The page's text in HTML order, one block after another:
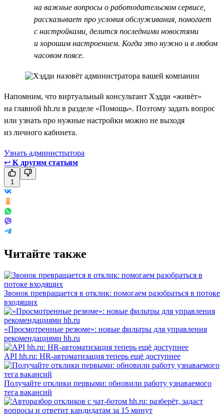
на важные вопросы о работодательском сервисе,
рассказывает про условия обслуживания, помогает
с настройками, делится последними новостями
и хорошим настроением. Когда это нужно и в любом
часовом поясе.
Напомним, что виртуальный консультант Хэдди «живёт»
на главной hh.ru в разделе «Помощь». Поэтому задать вопрос
или узнать про нужные настройки можно не выходя
из личного кабинета.
Узнать администратора
↩ К другим статьям
1
Читайте также
Звонок превращается в отклик: помогаем разобраться в потоке
входящих
«Просмотренные резюме»: новые фильтры для управления
рекомендациями hh.ru
API hh.ru: HR-автоматизация теперь ещё доступнее
Получайте отклики первыми: обновили работу узнаваемого
тега вакансий